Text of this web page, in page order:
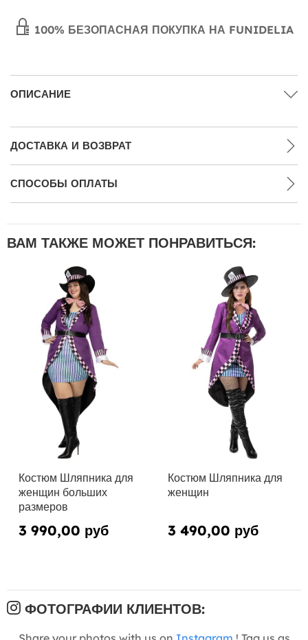
100% БЕЗОПАСНАЯ ПОКУПКА НА FUNIDELIA
ОПИСАНИЕ
ДОСТАВКА И ВОЗВРАТ
СПОСОБЫ ОПЛАТЫ
ВАМ ТАКЖЕ МОЖЕТ ПОНРАВИТЬСЯ:
Костюм Шляпника для
женщин больших
размеров
3 990,00 руб
Костюм Шляпника для
женщин
3 490,00 руб
ФОТОГРАФИИ КЛИЕНТОВ: